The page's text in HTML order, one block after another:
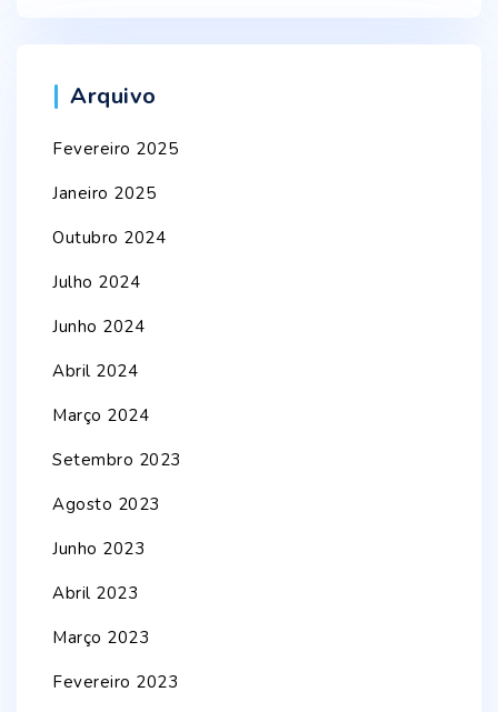
Arquivo
Fevereiro 2025
Janeiro 2025
Outubro 2024
Julho 2024
Junho 2024
Abril 2024
Março 2024
Setembro 2023
Agosto 2023
Junho 2023
Abril 2023
Março 2023
Fevereiro 2023